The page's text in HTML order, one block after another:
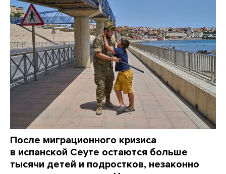
После миграционного кризиса
в испанской Сеуте остаются больше
тысячи детей и подростков, незаконно